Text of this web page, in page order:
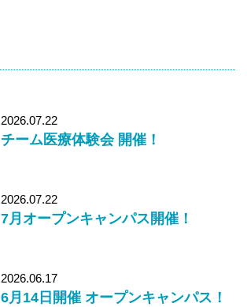
2026.07.22
チーム医療体験会 開催！
2026.07.22
7月オープンキャンパス開催！
2026.06.17
6月14日開催 オープンキャンパス！